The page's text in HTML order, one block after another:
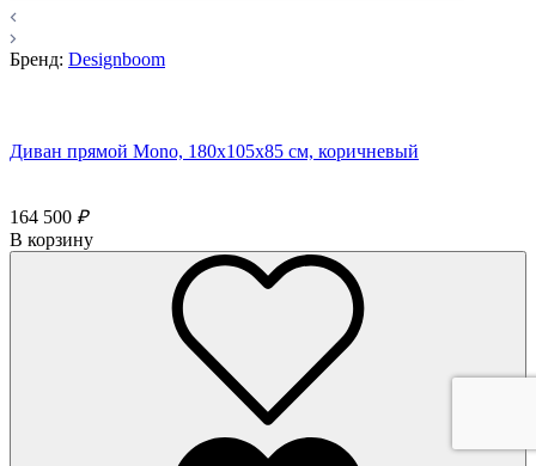
Бренд: Designboom
Диван прямой Mono, 180x105х85 см, коричневый
164 500 ₽
В корзину